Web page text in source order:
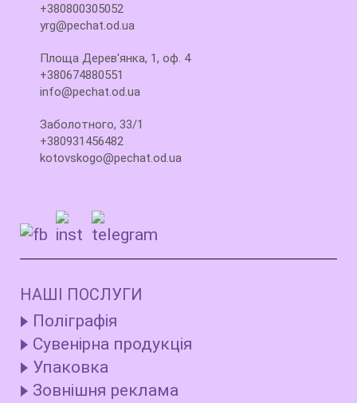
+380800305052
yrg@pechat.od.ua
Площа Дерев'янка, 1, оф. 4
+380674880551
info@pechat.od.ua
Заболотного, 33/1
+380931456482
kotovskogo@pechat.od.ua
НАШІ ПОСЛУГИ
Поліграфія
Сувенірна продукція
Упаковка
Зовнішня реклама